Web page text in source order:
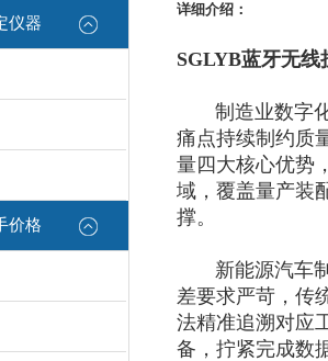
仪器
价格
详细介绍：
SGLYB蓝牙无
制造业数字化
痛点持续制约质
量四大核心优势
域，覆盖量产装
撑。
新能源汽车制
差要求严苛，传
法精准追溯对应
备，拧紧完成数